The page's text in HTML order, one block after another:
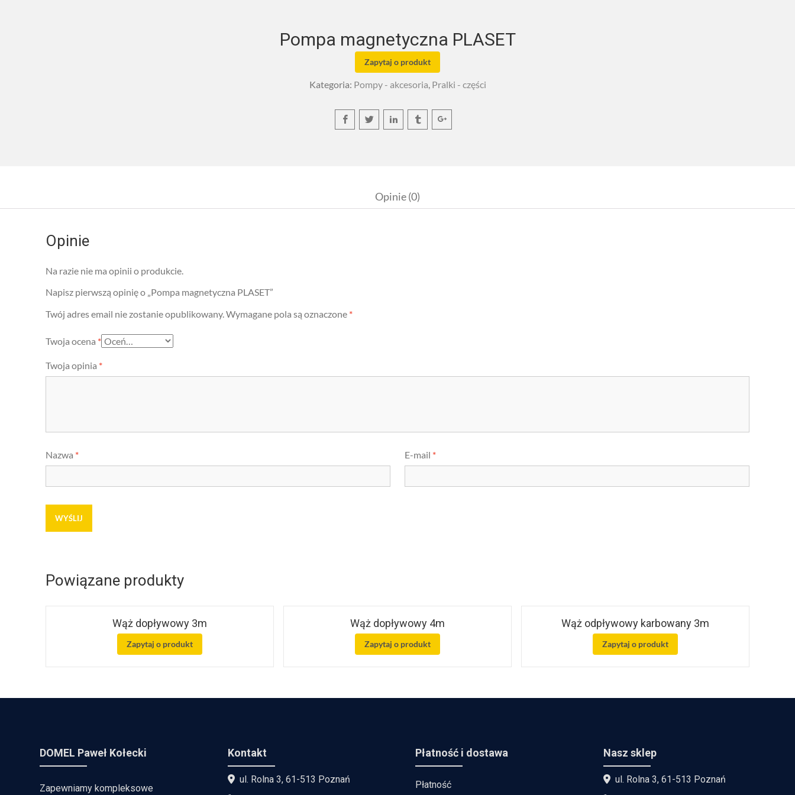
Pompa magnetyczna PLASET
Zapytaj o produkt
Kategoria: Pompy - akcesoria, Pralki - części
Opinie (0)
Opinie
Na razie nie ma opinii o produkcie.
Napisz pierwszą opinię o „Pompa magnetyczna PLASET”
Twój adres email nie zostanie opublikowany.Wymagane pola są oznaczone *
Twoja ocena *
Twoja opinia *
Nazwa * E-mail *
Powiązane produkty
Wąż dopływowy 3m
Zapytaj o produkt
Wąż dopływowy 4m
Zapytaj o produkt
Wąż odpływowy karbowany 3m
Zapytaj o produkt
DOMEL Paweł Kołecki
Zapewniamy kompleksowe
Kontakt
ul. Rolna 3, 61-513 Poznań
Płatność i dostawa
Płatność
Nasz sklep
ul. Rolna 3, 61-513 Poznań